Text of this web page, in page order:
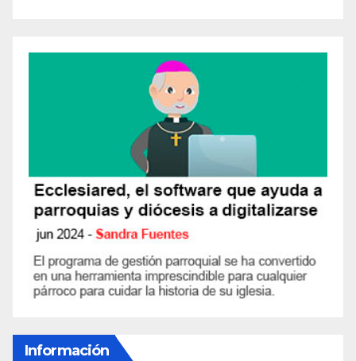
Información